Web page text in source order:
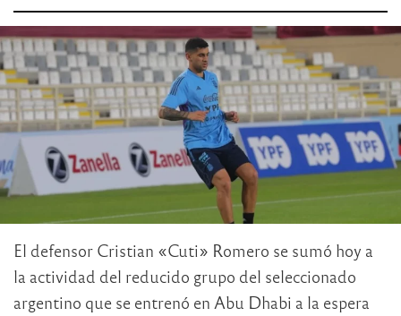
El defensor Cristian «Cuti» Romero se sumó hoy a
la actividad del reducido grupo del seleccionado
argentino que se entrenó en Abu Dhabi a la espera